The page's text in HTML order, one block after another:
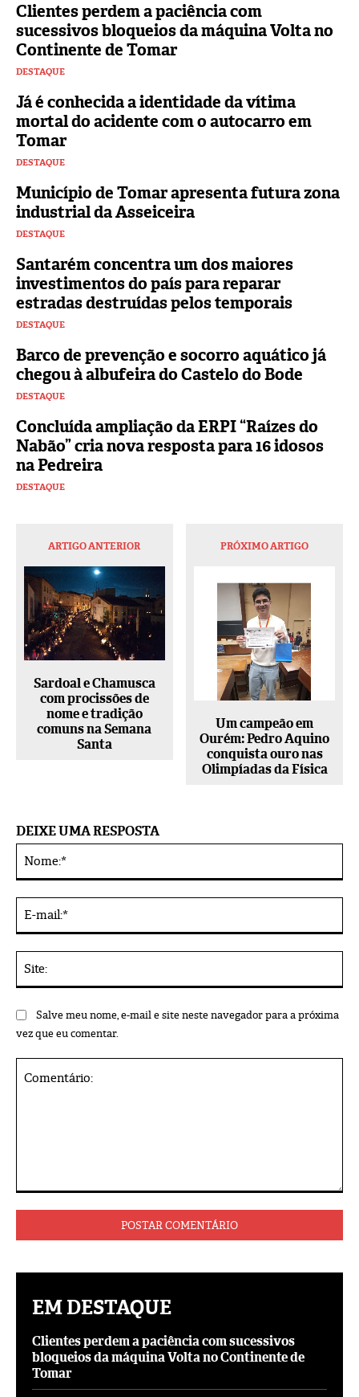
Clientes perdem a paciência com
sucessivos bloqueios da máquina Volta no
Continente de Tomar
DESTAQUE
Já é conhecida a identidade da vítima
mortal do acidente com o autocarro em
Tomar
DESTAQUE
Município de Tomar apresenta futura zona
industrial da Asseiceira
DESTAQUE
Santarém concentra um dos maiores
investimentos do país para reparar
estradas destruídas pelos temporais
DESTAQUE
Barco de prevenção e socorro aquático já
chegou à albufeira do Castelo do Bode
DESTAQUE
Concluída ampliação da ERPI “Raízes do
Nabão” cria nova resposta para 16 idosos
na Pedreira
DESTAQUE
ARTIGO ANTERIOR
Sardoal e Chamusca
com procissões de
nome e tradição
comuns na Semana
Santa
PRÓXIMO ARTIGO
Um campeão em
Ourém: Pedro Aquino
conquista ouro nas
Olimpíadas da Física
DEIXE UMA RESPOSTA
Salve meu nome, e-mail e site neste navegador para a próxima
vez que eu comentar.
EM DESTAQUE
Clientes perdem a paciência com sucessivos
bloqueios da máquina Volta no Continente de
Tomar